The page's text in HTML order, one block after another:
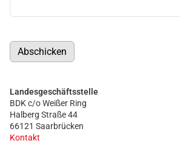
Abschicken
Landesgeschäftsstelle
BDK c/o Weißer Ring
Halberg Straße 44
66121 Saarbrücken
Kontakt